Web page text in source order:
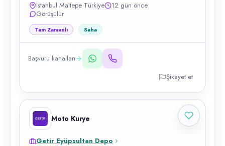
İstanbul Maltepe Türkiye
12 gün önce
Görüşülür
Tam Zamanlı Saha
Başvuru kanalları
Şikayet et
Moto Kurye
Getir Eyüpsultan Depo